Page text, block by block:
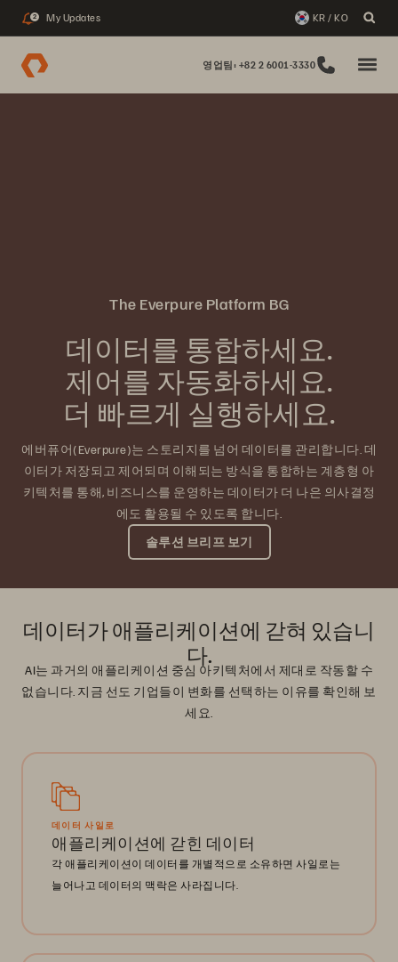
2 My Updates KR / KO
영업팀: +82 2 6001-3330
The Everpure Platform BG
데이터를 통합하세요.
제어를 자동화하세요.
더 빠르게 실행하세요.
에버퓨어(Everpure)는 스토리지를 넘어 데이터를 관리합니다. 데
이터가 저장되고 제어되며 이해되는 방식을 통합하는 계층형 아
키텍처를 통해, 비즈니스를 운영하는 데이터가 더 나은 의사결정
에도 활용될 수 있도록 합니다.
솔루션 브리프 보기
데이터가 애플리케이션에 갇혀 있습니
다.
AI는 과거의 애플리케이션 중심 아키텍처에서 제대로 작동할 수
없습니다. 지금 선도 기업들이 변화를 선택하는 이유를 확인해 보
세요.
데이터 사일로
애플리케이션에 갇힌 데이터
각 애플리케이션이 데이터를 개별적으로 소유하면 사일로는
늘어나고 데이터의 맥락은 사라집니다.